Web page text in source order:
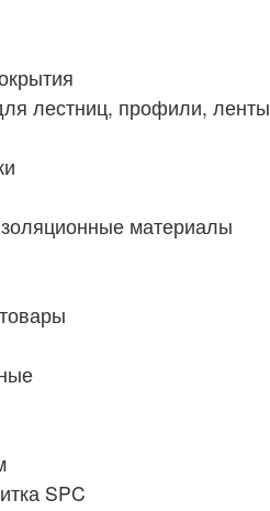
лестниц, профили, ленты
материалы
SPC